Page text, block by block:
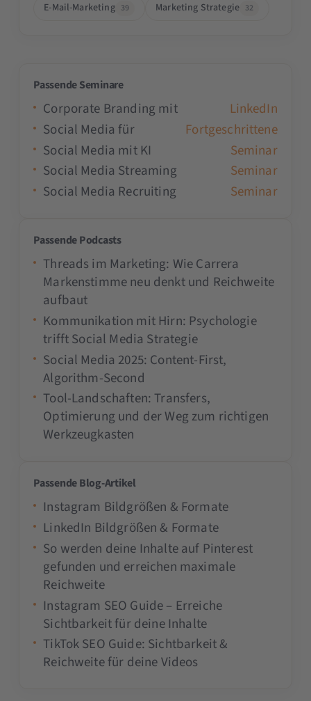
E-Mail-Marketing 39 Marketing Strategie 32
Passende Seminare
Corporate Branding mit
LinkedIn
Social Media für
Fortgeschrittene
Social Media mit KI
Seminar
Social Media Streaming
Seminar
Social Media Recruiting
Seminar
Passende Podcasts
Threads im Marketing: Wie Carrera
Markenstimme neu denkt und Reichweite
aufbaut
Kommunikation mit Hirn: Psychologie
trifft Social Media Strategie
Social Media 2025: Content-First,
Algorithm-Second
Tool-Landschaften: Transfers,
Optimierung und der Weg zum richtigen
Werkzeugkasten
Passende Blog-Artikel
Instagram Bildgrößen & Formate
LinkedIn Bildgrößen & Formate
So werden deine Inhalte auf Pinterest
gefunden und erreichen maximale
Reichweite
Instagram SEO Guide – Erreiche
Sichtbarkeit für deine Inhalte
TikTok SEO Guide: Sichtbarkeit &
Reichweite für deine Videos